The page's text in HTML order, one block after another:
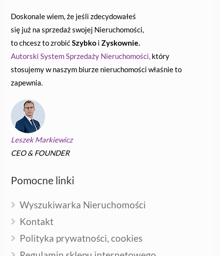
Doskonale wiem, że jeśli zdecydowałeś
się już na sprzedaż swojej Nieruchomości,
to chcesz to zrobićSzybko i Zyskownie.
Autorski System Sprzedaży Nieruchomości, który
stosujemy w naszym biurze nieruchomości właśnie to
zapewnia.
Leszek Markiewicz
CEO & FOUNDER
Pomocne linki
Wyszukiwarka Nieruchomości
Kontakt
Polityka prywatności, cookies